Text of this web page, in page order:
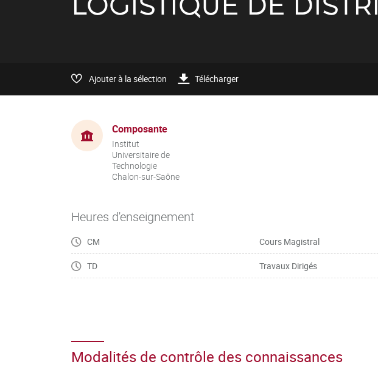
Ajouter à la sélection Télécharger
Composante
Institut
Universitaire de
Technologie
Chalon-sur-Saône
Heures d'enseignement
CM Cours Magistral
TD Travaux Dirigés
Modalités de contrôle des connaissances